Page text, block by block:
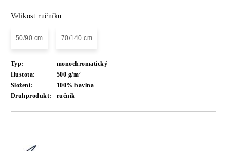
Velikost ručníku:
50/90 cm 70/140 cm
Typ:
monochromatický
Hustota:
500 g/m²
Složení:
100% bavlna
Druhprodukt:
ručník